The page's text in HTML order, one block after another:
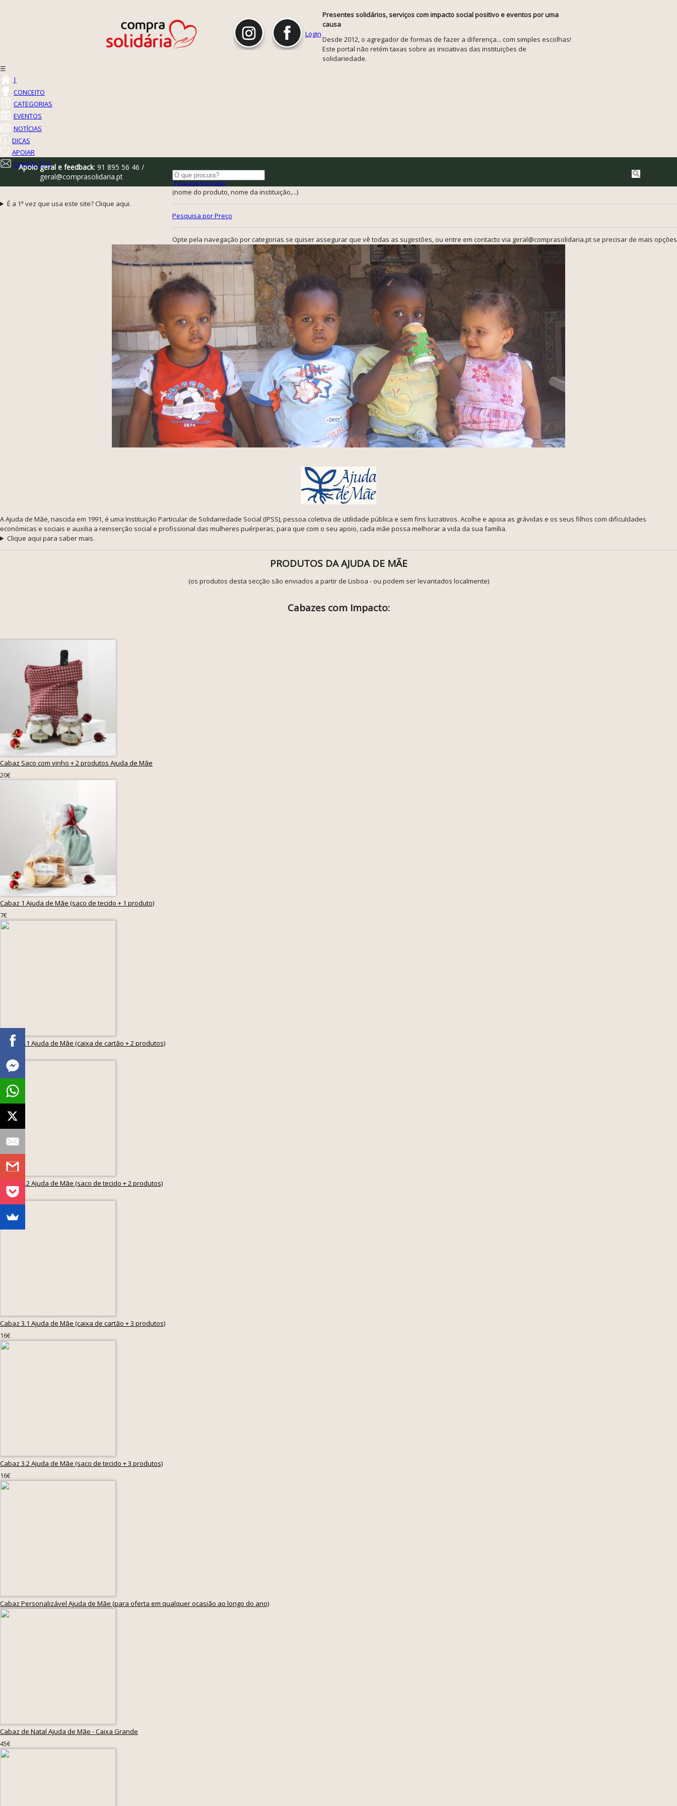
Login
Presentes solidários, serviços com impacto social positivo e eventos por uma
causa
Desde 2012, o agregador de formas de fazer a diferença... com simples escolhas!
Este portal não retém taxas sobre as iniciativas das instituições de
solidariedade.
☰
|
CONCEITO
CATEGORIAS
EVENTOS
NOTÍCIAS
DICAS
APOIAR
CONTACTOS
Pesquisa Avançada
(nome do produto, nome da instituição,...)
Pesquisa por Preço
Opte pela navegação por categorias se quiser assegurar que vê todas as sugestões, ou entre em contacto via geral@comprasolidaria.pt se precisar de mais opções
Apoio geral e feedback: 91 895 56 46 /
geral@comprasolidaria.pt
É a 1ª vez que usa este site? Clique aqui.
A Ajuda de Mãe, nascida em 1991, é uma Instituição Particular de Solidariedade Social (IPSS), pessoa coletiva de utilidade pública e sem fins lucrativos. Acolhe e apoia as grávidas e os seus filhos com dificuldades
económicas e sociais e auxilia a reinserção social e profissional das mulheres puérperas, para que com o seu apoio, cada mãe possa melhorar a vida da sua família.
Clique aqui para saber mais.
PRODUTOS DA AJUDA DE MÃE
(os produtos desta secção são enviados a partir de Lisboa - ou podem ser levantados localmente)
Cabazes com Impacto:
Cabaz Saco com vinho + 2 produtos Ajuda de Mãe
20€
Cabaz 1 Ajuda de Mãe (saco de tecido + 1 produto)
7€
Cabaz 2.1 Ajuda de Mãe (caixa de cartão + 2 produtos)
Cabaz 2.2 Ajuda de Mãe (saco de tecido + 2 produtos)
12€
Cabaz 3.1 Ajuda de Mãe (caixa de cartão + 3 produtos)
16€
Cabaz 3.2 Ajuda de Mãe (saco de tecido + 3 produtos)
16€
Cabaz Personalizável Ajuda de Mãe (para oferta em qualquer ocasião ao longo do ano)
Cabaz de Natal Ajuda de Mãe - Caixa Grande
45€